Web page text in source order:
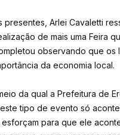
Arlei Cavaletti
de mais uma Feira
observando que os
da economia local.
da qual a Prefeitura de
tipo de evento só
para que ele